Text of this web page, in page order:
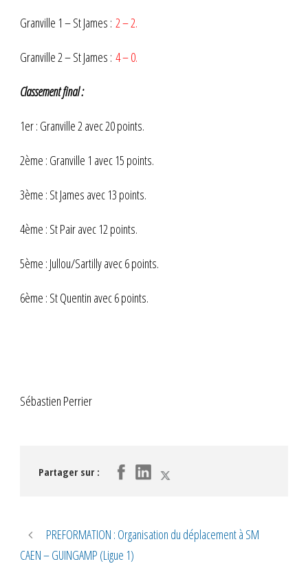
Granville 1 – St James : 2 – 2.
Granville 2 – St James : 4 – 0.
Classement final :
1er : Granville 2 avec 20 points.
2ème : Granville 1 avec 15 points.
3ème : St James avec 13 points.
4ème : St Pair avec 12 points.
5ème : Jullou/Sartilly avec 6 points.
6ème : St Quentin avec 6 points.
Sébastien Perrier
Partager sur :
PREFORMATION : Organisation du déplacement à SM
CAEN – GUINGAMP (Ligue 1)